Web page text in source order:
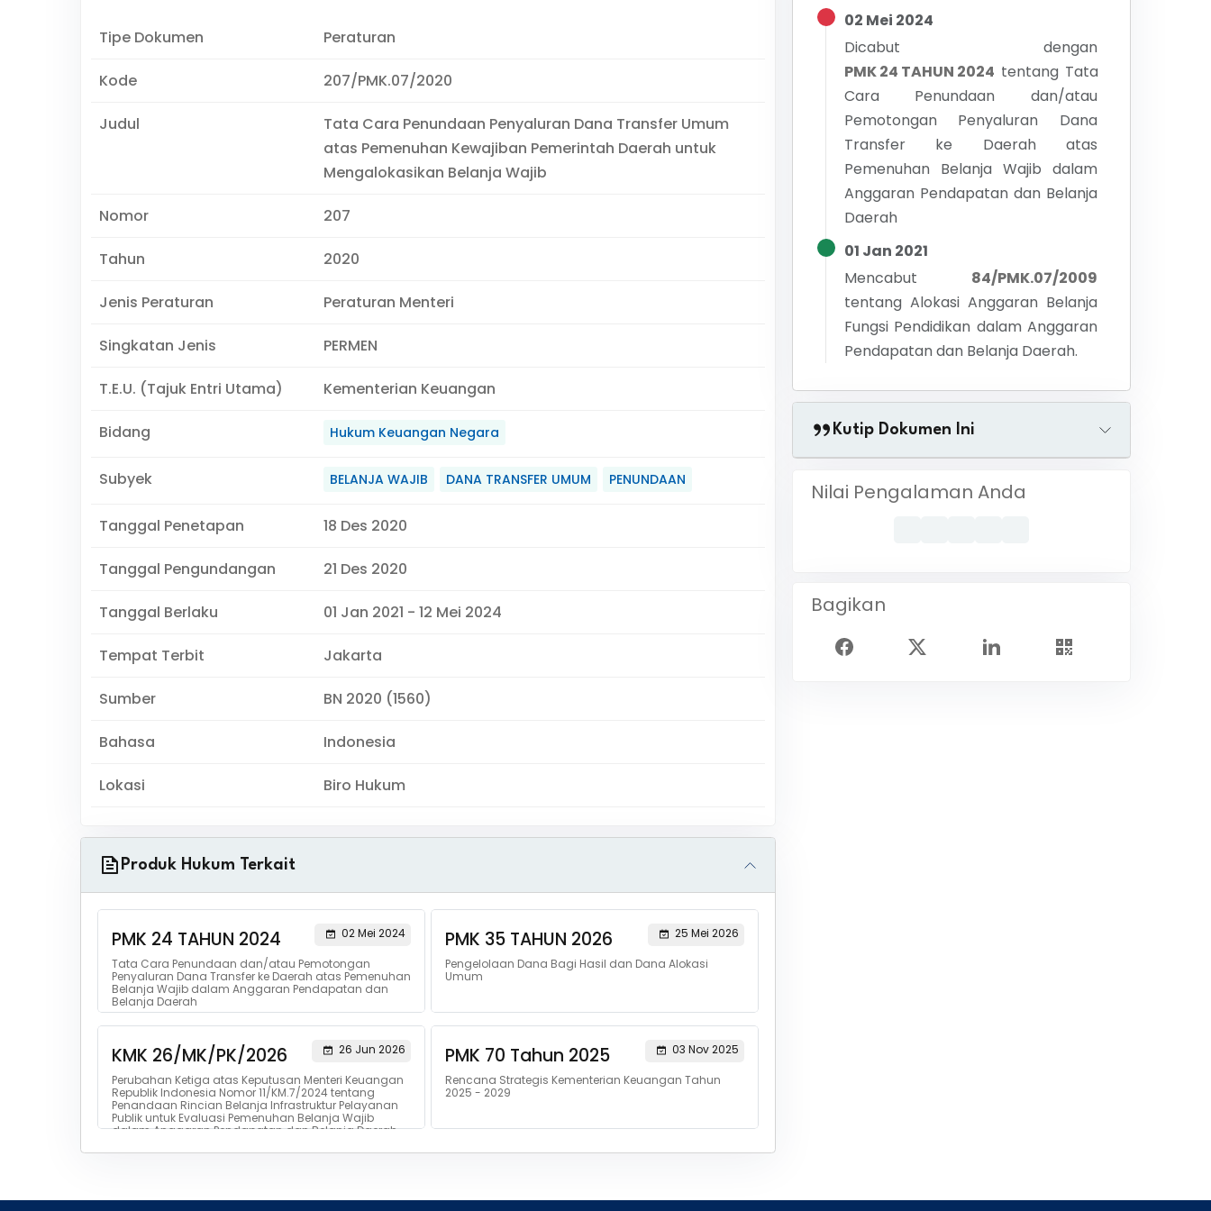
Tipe Dokumen Peraturan
Kode 207/PMK.07/2020
Judul
Tata Cara Penundaan Penyaluran Dana Transfer Umum
atas Pemenuhan Kewajiban Pemerintah Daerah untuk
Mengalokasikan Belanja Wajib
Nomor 207
Tahun 2020
Jenis Peraturan Peraturan Menteri
Singkatan Jenis PERMEN
T.E.U. (Tajuk Entri Utama) Kementerian Keuangan
Bidang Hukum Keuangan Negara
Subyek BELANJA WAJIB DANA TRANSFER UMUM PENUNDAAN
Tanggal Penetapan 18 Des 2020
Tanggal Pengundangan 21 Des 2020
Tanggal Berlaku 01 Jan 2021 - 12 Mei 2024
Tempat Terbit Jakarta
Sumber BN 2020 (1560)
Bahasa Indonesia
Lokasi Biro Hukum
Produk Hukum Terkait
PMK 24 TAHUN 2024
02 Mei 2024
Tata Cara Penundaan dan/atau Pemotongan
Penyaluran Dana Transfer ke Daerah atas Pemenuhan
Belanja Wajib dalam Anggaran Pendapatan dan
Belanja Daerah
PMK 35 TAHUN 2026
25 Mei 2026
Pengelolaan Dana Bagi Hasil dan Dana Alokasi
Umum
KMK 26/MK/PK/2026
26 Jun 2026
Perubahan Ketiga atas Keputusan Menteri Keuangan
Republik Indonesia Nomor 11/KM.7/2024 tentang
Penandaan Rincian Belanja Infrastruktur Pelayanan
Publik untuk Evaluasi Pemenuhan Belanja Wajib
dalam Anggaran Pendapatan dan Belanja Daerah
PMK 70 Tahun 2025
03 Nov 2025
Rencana Strategis Kementerian Keuangan Tahun
2025 - 2029
02 Mei 2024
Dicabut dengan
PMK 24 TAHUN 2024 tentang Tata
Cara Penundaan dan/atau
Pemotongan Penyaluran Dana
Transfer ke Daerah atas
Pemenuhan Belanja Wajib dalam
Anggaran Pendapatan dan Belanja
Daerah
01 Jan 2021
Mencabut
84/PMK.07/2009
tentang Alokasi Anggaran Belanja
Fungsi Pendidikan dalam Anggaran
Pendapatan dan Belanja Daerah.
Kutip Dokumen Ini
Nilai Pengalaman Anda
Bagikan